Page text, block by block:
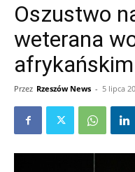
Oszustwo
weterana
Przez Rzeszów News - 5 lipca